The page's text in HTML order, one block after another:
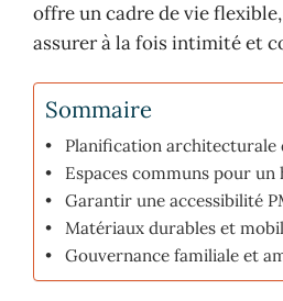
offre un cadre de vie
assurer à la fois intimité et
Sommaire
Planification architecturale
Espaces communs pour
Garantir une accessibilité
Matériaux durables et
Gouvernance familiale et